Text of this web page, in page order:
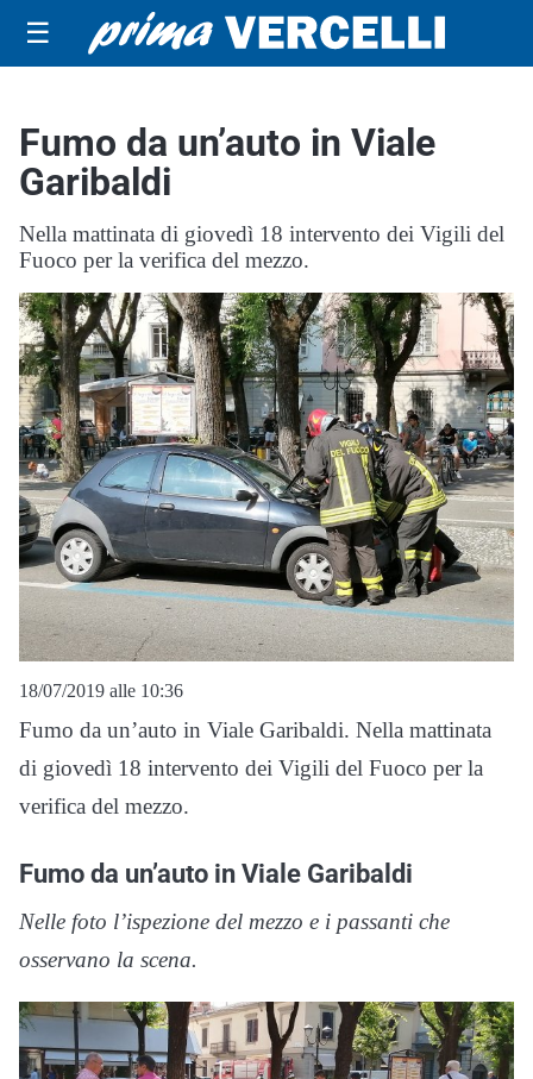
☰
Fumo da un’auto in Viale
Garibaldi
Nella mattinata di giovedì 18 intervento dei Vigili del
Fuoco per la verifica del mezzo.
18/07/2019 alle 10:36
Fumo da un’auto in Viale Garibaldi. Nella mattinata
di giovedì 18 intervento dei Vigili del Fuoco per la
verifica del mezzo.
Fumo da un’auto in Viale Garibaldi
Nelle foto l’ispezione del mezzo e i passanti che
osservano la scena.